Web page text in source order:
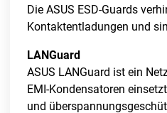
Die ASUS ESD-Guards
Kontaktentladungen und
LANGuard
ASUS LANGuard ist ein
EMI-Kondensatoren
und